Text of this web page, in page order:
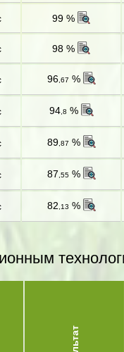
99 %
98 %
96,67 %
94,8 %
89,87 %
87 ,55%
82 ,13 %